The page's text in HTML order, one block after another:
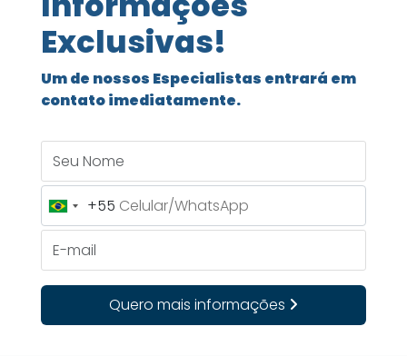
Exclusivas!
Um de nossos Especialistas entrará em
contato imediatamente.
Brazil
+55
+55
Quero mais informações